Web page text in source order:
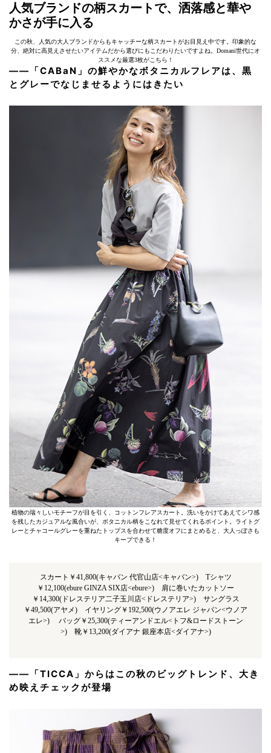
人気ブランドの柄スカートで、洒落感と華や
かさが手に入る
この秋、人気の大人ブランドからもキャッチーな柄スカートがお目見え中です。印象的な
分、絶対に高見えさせたいアイテムだから選びにもこだわりたいですよね。Domani世代にオ
ススメな厳選3枚がこちら！
―― 「CABaN」 の鮮やかなボタニカルフレアは、黒
とグレーでなじませるようにはきたい
植物の瑞々しいモチーフが目を引く、コットンフレアスカート。洗いをかけてあえてシワ感
を残したカジュアルな風合いが、ボタニカル柄をこなれて見せてくれるポイント。ライトグ
レーとチャコールグレーを重ねたトップスを合わせて糖度オフにまとめると、大人っぽさも
キープできる！
スカート￥41,800(キャバン 代官山店<キャバン>) Tシャツ
￥12,100(ebure GINZA SIX店<ebure>) 肩に巻いたカットソー
￥14,300(ドレステリア二子玉川店<ドレステリア>) サングラス
￥49,500(アヤメ) イヤリング￥192,500(ウノアエレ ジャパン<ウノア
エレ>) バッグ￥25,300(ティーアンドエル<トフ&ロードストーン
>) 靴￥13,200(ダイアナ 銀座本店<ダイアナ>)
―― 「TICCA」 からはこの秋のビッグトレンド、大き
め映えチェックが登場